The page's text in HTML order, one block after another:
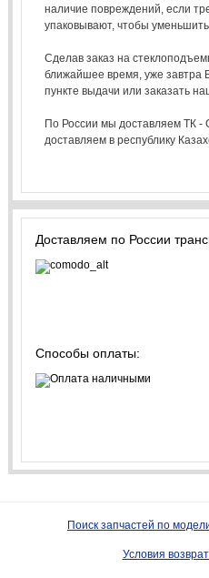
наличие повреждений, если
упаковывают, чтобы уменьшить
Сделав заказ на
ближайшее время, уже завтра
пункте выдачи или заказать
По России мы доставляем ТК -
доставляем в республику
Доставляем по России
Способы оплаты:
Поиск запчастей по
Условия